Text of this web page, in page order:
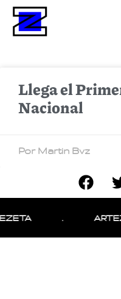
Llega el
Nacional
Por Martin Bvz